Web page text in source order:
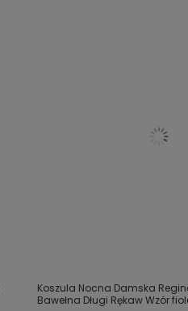
Koszula Nocna Damska
Bawełna Długi Rękaw Wzór